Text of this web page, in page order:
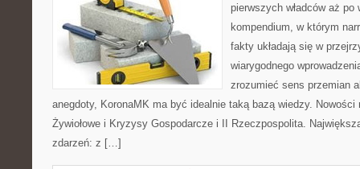
pierwszych władców aż po
kompendium, w którym
fakty układają się w
wiarygodnego
zrozumieć sens przemian
anegdoty, KoronaMK ma być idealnie taką bazą wiedzy.
Żywiołowe i Kryzysy Gospodarcze i II Rzeczpospolita.
zdarzeń: z […]